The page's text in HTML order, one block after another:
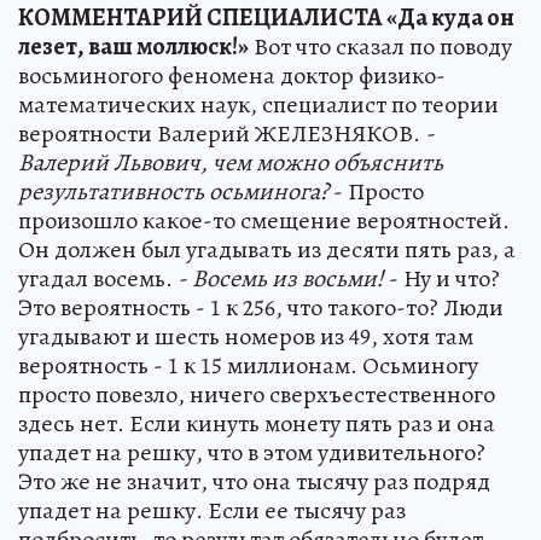
КОММЕНТАРИЙ СПЕЦИАЛИСТА «Да куда он
лезет, ваш моллюск!»Вот что сказал по поводу
восьминогого феномена доктор физико-
математических наук, специалист по теории
вероятности Валерий ЖЕЛЕЗНЯКОВ. -
Валерий Львович, чем можно объяснить
результативность осьминога?- Просто
произошло какое-то смещение вероятностей.
Он должен был угадывать из десяти пять раз, а
угадал восемь. - Восемь из восьми!- Ну и что?
Это вероятность - 1 к 256, что такого-то? Люди
угадывают и шесть номеров из 49, хотя там
вероятность - 1 к 15 миллионам. Осьминогу
просто повезло, ничего сверхъестественного
здесь нет. Если кинуть монету пять раз и она
упадет на решку, что в этом удивительного?
Это же не значит, что она тысячу раз подряд
упадет на решку. Если ее тысячу раз